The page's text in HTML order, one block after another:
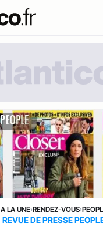
A LA UNE›RENDEZ-VOUS›
REVUE DE PRESSE